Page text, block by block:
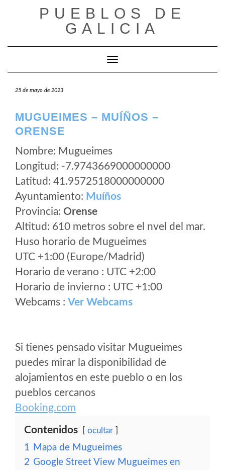
PUEBLOS DE
GALICIA
Cambiar modo de navegación
25 de mayo de 2023
MUGUEIMES – MUÍÑOS –
ORENSE
Nombre: Mugueimes
Longitud: -7.9743669000000000
Latitud: 41.9572518000000000
Ayuntamiento: Muíños
Provincia: Orense
Altitud: 610 metros sobre el nvel del mar.
Huso horario de Mugueimes
UTC +1:00 (Europe/Madrid)
Horario de verano : UTC +2:00
Horario de invierno : UTC +1:00
Webcams : Ver Webcams
Si tienes pensado visitar Mugueimes
puedes mirar la disponibilidad de
alojamientos en este pueblo o en los
pueblos cercanos
Booking.com
Contenidos ocultar
1 Mapa de Mugueimes
2 Google Street View Mugueimes en